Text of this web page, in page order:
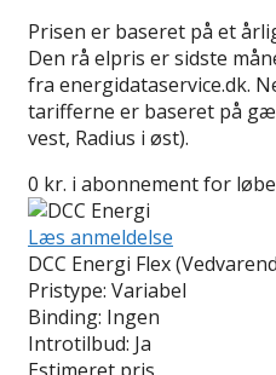
Prisen er baseret på et
Den rå elpris er sidste
fra energidataservice.dk.
tarifferne er baseret på
vest, Radius i øst).
0 kr. i abonnement for
Læs anmeldelse
DCC Energi Flex
Pristype: Variabel
Binding: Ingen
Introtilbud: Ja